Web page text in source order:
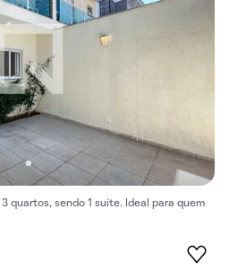
quartos, sendo 1 suíte. Ideal para quem